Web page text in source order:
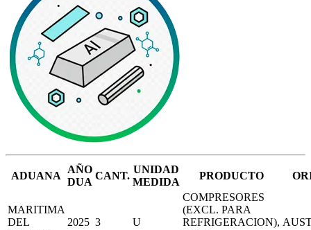
ADUANA
AÑO
DUA
CANT.
UNIDAD
MEDIDA
PRODUCTO
MARITIMA
DEL
2025 3 U
COMPRESORES
(EXCL. PARA
REFRIGERACION),